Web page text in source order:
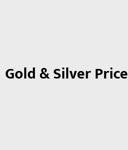
Gold & Silver Price